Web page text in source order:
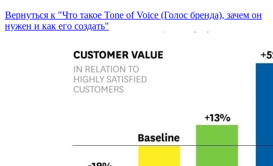
Вернуться к "Что такое Tone of Voice (Голос бренда), зачем он
нужен и как его создать"